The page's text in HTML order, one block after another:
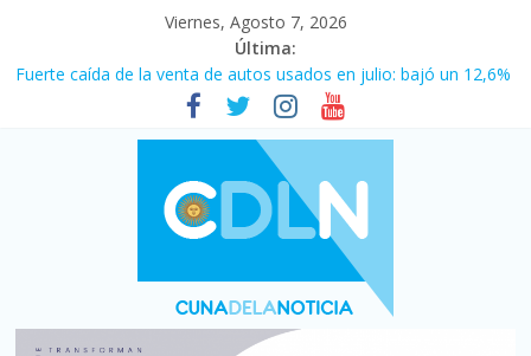
Viernes, Agosto 7, 2026
Última:
Fuerte caída de la venta de autos usados en julio: bajó un 12,6%
Central venció 1 a 0 al River de Coudet en el Monumental
La morosidad alcanzó su nivel más alto en dos décadas y ya
afecta a 400 mil deudores en Santa Fe
Desde que asumió Milei cerraron 41.000 kioscos: el sector
denuncia crisis como en 2001
Vacaciones de invierno con más movimiento y consumo
turístico: 4,6 millones de personas viajaron por el país, un 5,9%